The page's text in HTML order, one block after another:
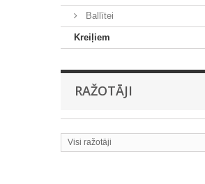
Ballītei
Kreiļiem
RAŽOTĀJI
Visi ražotāji